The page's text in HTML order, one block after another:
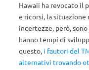
Hawaii ha revocato il
e ricorsi, la situazione
incertezze, però,
hanno tempi di
questo, i fautori del
alternativi trovando